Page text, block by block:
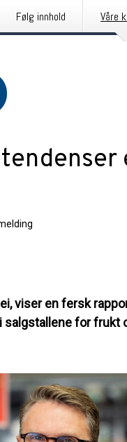
Følg innhold Våre
viser en fersk
for frukt